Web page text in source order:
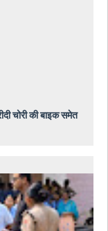
चोरी की बाइक समेत